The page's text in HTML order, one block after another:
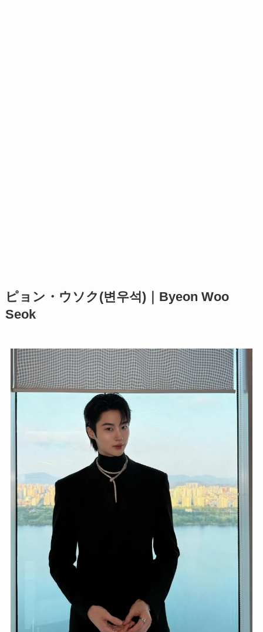
ピョン・ウソク(변우석)｜Byeon Woo
Seok